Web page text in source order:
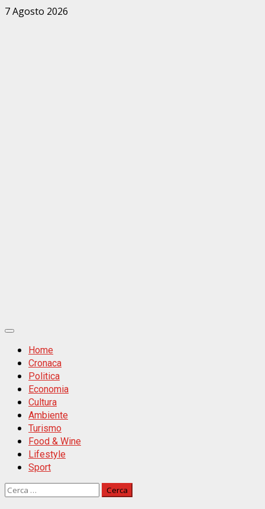
Zum
7 Agosto 2026
Primäres
MenüHome
Cronaca
Politica
Economia
Cultura
Ambiente
Turismo
Food & Wine
Lifestyle
Sport
Ricerca